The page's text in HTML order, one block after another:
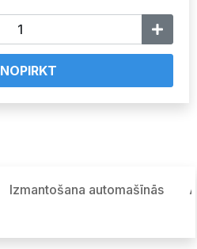
NOPIRKT
Izmantošana automašīnās